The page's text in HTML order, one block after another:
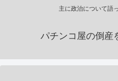
主に政治について語
パチンコ屋の倒産